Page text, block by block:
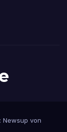
Newsup von